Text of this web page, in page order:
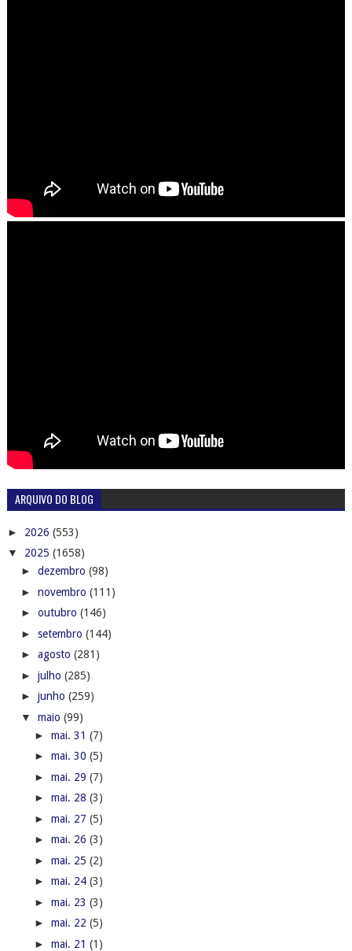
ARQUIVO DO BLOG
► 2026 (553)
▼ 2025 (1658)
► dezembro (98)
► novembro (111)
► outubro (146)
► setembro (144)
► agosto (281)
► julho (285)
► junho (259)
▼ maio (99)
► mai. 31 (7)
► mai. 30 (5)
► mai. 29 (7)
► mai. 28 (3)
► mai. 27 (5)
► mai. 26 (3)
► mai. 25 (2)
► mai. 24 (3)
► mai. 23 (3)
► mai. 22 (5)
► mai. 21 (1)